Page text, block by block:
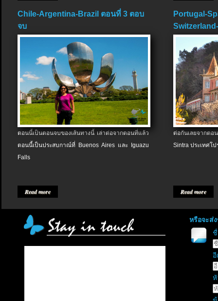
Chile-Argentina-Brazil ตอนที่ 3 ตอบ
จบ
ตอนนี้เป็นตอนจบของเส้นทางนี้ เล่าต่อจากตอนที่แล้ว
ตอนนี้เป็นประสบกาณ์ที่ Buenos Aires และ Iguazu
Falls
Read more
Portugal-
ต่อกันเลยจากต
Sintra ประเทศโป
Read more
หรือจะส่
อี
หั